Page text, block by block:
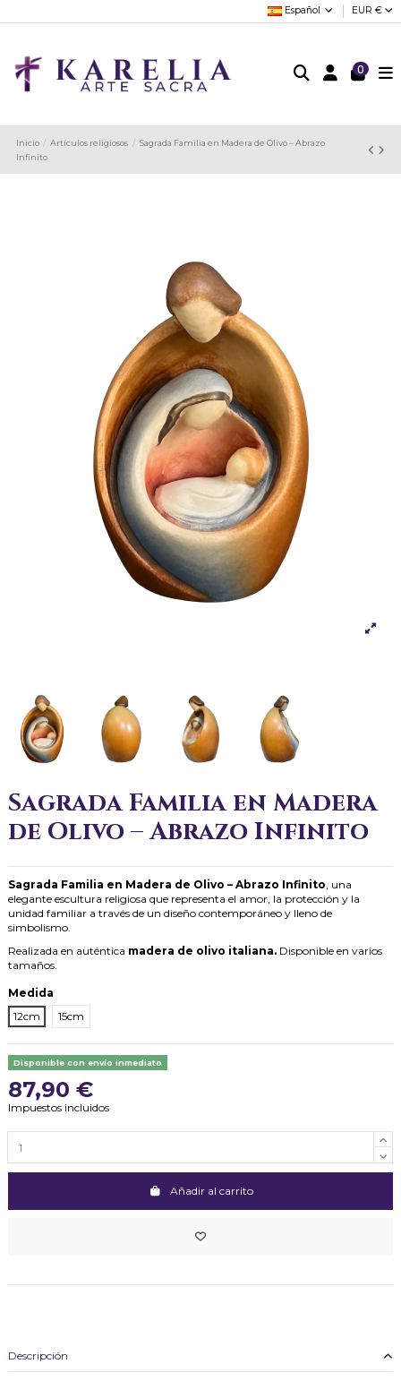
Español EUR €
0
Inicio Artículos religiosos
Sagrada Familia en Madera de Olivo – Abrazo
Infinito
Sagrada Familia en Madera
de Olivo – Abrazo Infinito
Sagrada Familia en Madera de Olivo – Abrazo Infinito , una
elegante escultura religiosa que representa el amor, la protección y la
unidad familiar a través de un diseño contemporáneo y lleno de
simbolismo.
Realizada en auténtica madera de olivo italiana. Disponible en varios
tamaños.
Medida
12cm
15cm
Disponible con envío inmediato
87,90 €
Impuestos incluidos
Añadir al carrito
Descripción